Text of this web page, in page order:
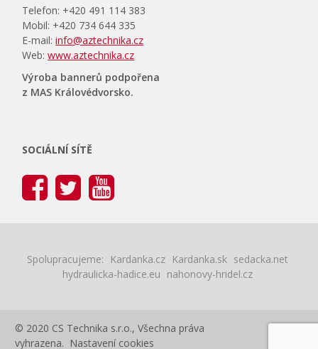
Telefon: +420 491 114 383
Mobil: +420 734 644 335
E-mail:info@aztechnika.cz
Web:www.aztechnika.cz
Výroba bannerů podpořena
z MAS Královédvorsko.
SOCIÁLNÍ SÍTĚ
Spolupracujeme: Kardanka.cz Kardanka.sk sedacka.net
hydraulicka-hadice.eu nahonovy-hridel.cz
© 2020 CS Technika s.r.o., Všechna práva
vyhrazena. Nastavení cookies